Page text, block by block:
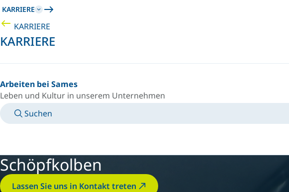
KARRIERE
KARRIERE
KARRIERE
Arbeiten bei Sames
Leben und Kultur in unserem Unternehmen
Suchen
Schöpfkolben
Lassen Sie uns in Kontakt treten